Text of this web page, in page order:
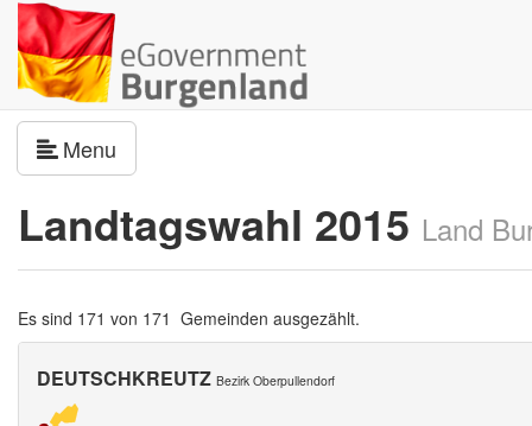
Menu
Landtagswahl 2015 Land
Es sind 171 von 171 Gemeinden ausgezählt.
DEUTSCHKREUTZ Bezirk Oberpullendorf